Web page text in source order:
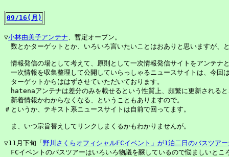
09/16(月)
▽小林由美子アンテナ、暫定オープン。
数とかターゲットとか、いろいろ言いたいことはおありと思いますが、
情報発信の場として考えて、原則として一次情報発信サイトをアンテナ
一次情報を収集整理して公開していらっしゃるニュースサイトは、今回
ターゲットからははずさせていただいております。
hatenaアンテナは差分のみを載せるという性質上、頻繁に更新されると
新着情報かわからなくなる、ということもありますので。
＃というか、テキスト系ニュースサイトは自前で回ってます。
ま、いつ宗旨替えしてリンクしまくるかもわかりませんが。
▽11月下旬「 野川さくらオフィシャルFCイベント」が1泊二日のバスツア
FCイベントのバスツアーはいろいろ物議を醸しているので悩ましいとこ